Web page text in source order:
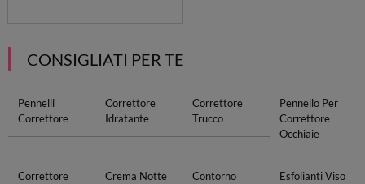
CONSIGLIATI PER TE
Pennelli
Correttore
Correttore
Idratante
Correttore
Trucco
Pennello Per
Correttore
Occhiaie
Correttore
Crema Notte
Contorno
Esfolianti Viso